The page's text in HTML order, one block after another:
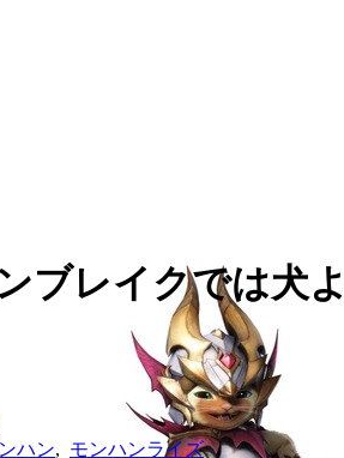
ブレイクでは犬
ハン モンハンライズ